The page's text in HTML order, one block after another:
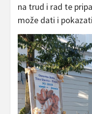
na trud i rad te
može dati i